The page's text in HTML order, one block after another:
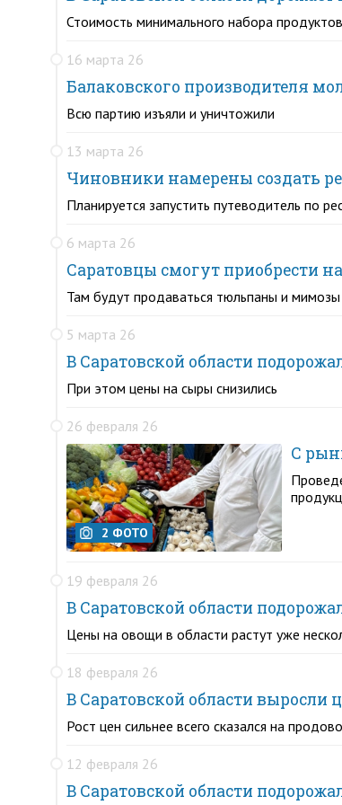
Стоимость минимального набора
16 марта 26
Балаковского производителя
Всю партию изъяли и уничтожили
13 марта 26
Чиновники намерены создать
Планируется запустить путеводитель по
6 марта 26
Саратовцы смогут приобрести
Там будут продаваться тюльпаны и мимозы
5 марта 26
В Саратовской области
При этом цены на сыры снизились
26 февраля 26
2 ФОТО
С
19 февраля 26
В Саратовской области
Цены на овощи в области растут уже
18 февраля 26
В Саратовской области
Рост цен сильнее всего сказался на
12 февраля 26
В Саратовской области